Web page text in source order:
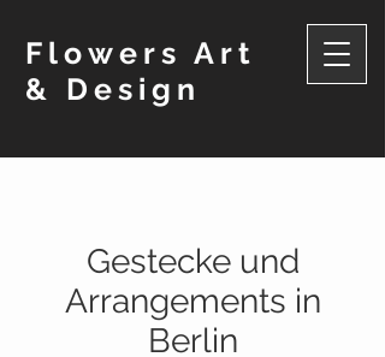
Flowers Art
& Design
Gestecke und
Arrangements in
Berlin